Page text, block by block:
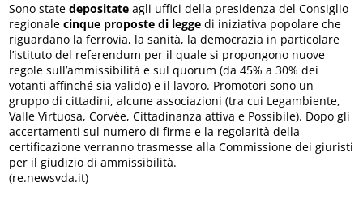
Sono statedepositate agli uffici della presidenza del Consiglio
regionalecinque proposte di legge di iniziativa popolare che
riguardano la ferrovia, la sanità, la democrazia in particolare
l’istituto del referendum per il quale si propongono nuove
regole sull’ammissibilità e sul quorum (da 45% a 30% dei
votanti affinché sia valido) e il lavoro. Promotori sono un
gruppo di cittadini, alcune associazioni (tra cui Legambiente,
Valle Virtuosa, Corvée, Cittadinanza attiva e Possibile). Dopo gli
accertamenti sul numero di firme e la regolarità della
certificazione verranno trasmesse alla Commissione dei giuristi
per il giudizio di ammissibilità.
(re.newsvda.it)